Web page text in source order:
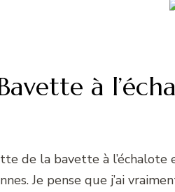
à
de la bavette à l’échalote
Je pense que j’ai